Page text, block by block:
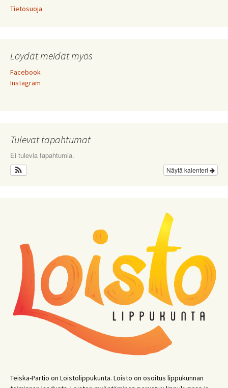
Tietosuoja
Löydät meidät myös
Facebook
Instagram
Tulevat tapahtumat
Ei tulevia tapahtumia.
Näytä kalenteri
Teiska-Partio on Loistolippukunta. Loisto on osoitus lippukunnan